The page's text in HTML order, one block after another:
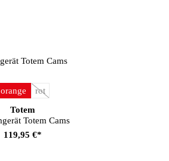
Totem
Totem Cams
auswählen
orange rot
(Diese Option ist zurzeit nicht verfügbar.)
119,95 €*